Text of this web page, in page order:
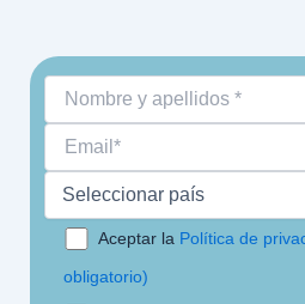
Aceptar la Política de
obligatorio)